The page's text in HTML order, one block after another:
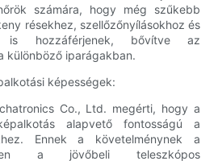
számára, hogy még szűkebb
résekhez, szellőzőnyílásokhoz és
is hozzáférjenek, bővítve az
különböző iparágakban.
képességek:
Co., Ltd. megérti, hogy a
alapvető fontosságú a
Ennek a követelménynek a
a jövőbeli teleszkópos